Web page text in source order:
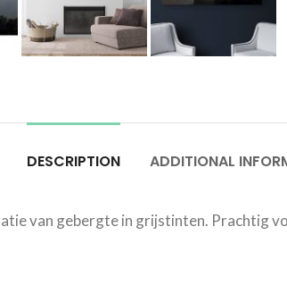
DESCRIPTION ADDITIONAL
van gebergte in grijstinten. Prachtig